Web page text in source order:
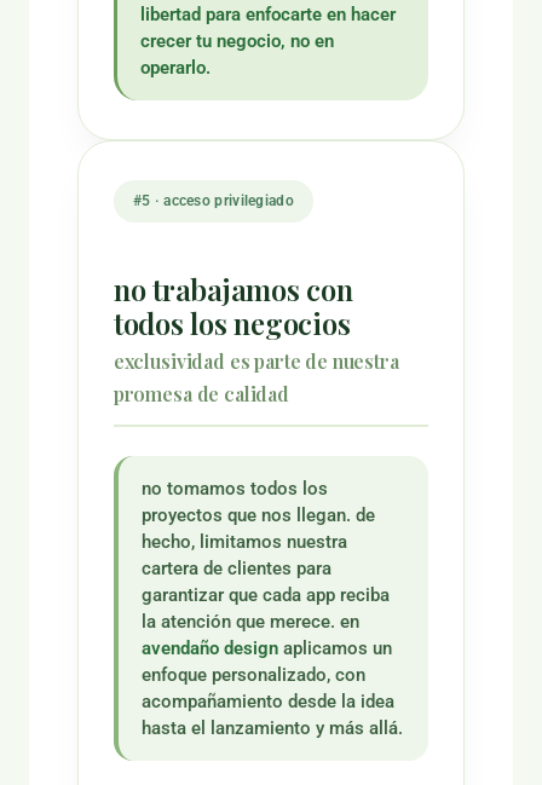
libertad para enfocarte en hacer
crecer tu negocio, no en
operarlo.
#5 · acceso privilegiado
no trabajamos con
todos los negocios
exclusividad es parte de nuestra
promesa de calidad
no tomamos todos los
proyectos que nos llegan. de
hecho, limitamos nuestra
cartera de clientes para
garantizar que cada app reciba
la atención que merece. en
avendaño designaplicamos un
enfoque personalizado, con
acompañamiento desde la idea
hasta el lanzamiento y más allá.